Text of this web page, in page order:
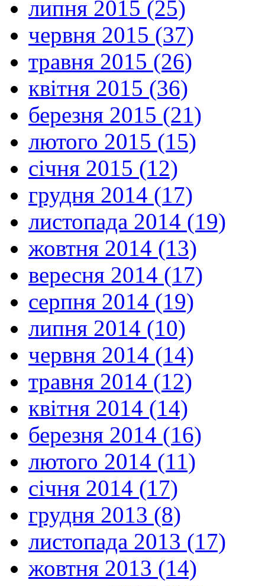
липня 2015 (25)
червня 2015 (37)
травня 2015 (26)
квітня 2015 (36)
березня 2015 (21)
лютого 2015 (15)
січня 2015 (12)
грудня 2014 (17)
листопада 2014 (19)
жовтня 2014 (13)
вересня 2014 (17)
серпня 2014 (19)
липня 2014 (10)
червня 2014 (14)
травня 2014 (12)
квітня 2014 (14)
березня 2014 (16)
лютого 2014 (11)
січня 2014 (17)
грудня 2013 (8)
листопада 2013 (17)
жовтня 2013 (14)